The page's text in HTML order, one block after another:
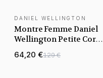
DANIEL WELLINGTON
Montre Femme Daniel
Wellington Petite Coral
cadran rose nacre
64,20 €129 €